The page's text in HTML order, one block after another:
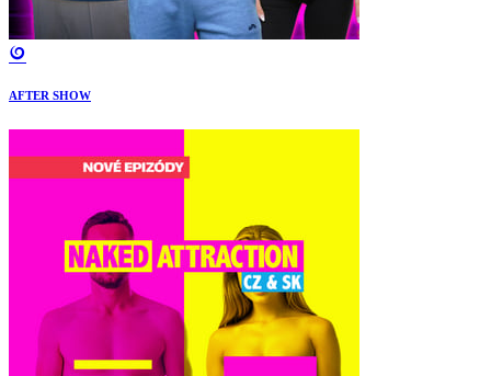
AFTER SHOW